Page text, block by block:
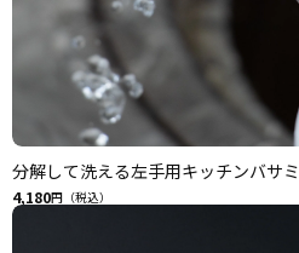
分解して洗える左手用キッチンバサミ
4,180円（税込）